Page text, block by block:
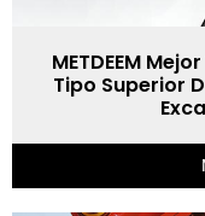
METDEEM
Tipo Superior